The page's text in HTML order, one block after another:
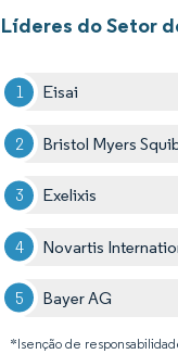
Líderes do Setor
Eisai
Bristol Myers
Exelixis
Novartis
Bayer AG
*Isenção de